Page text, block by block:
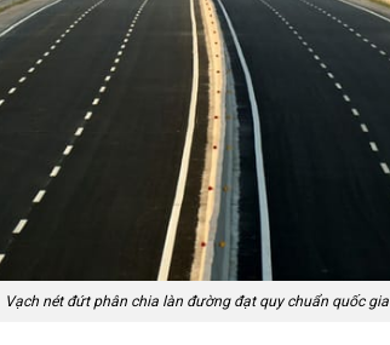
Vạch nét đứt phân chia làn đường đạt quy chuẩn quốc gia